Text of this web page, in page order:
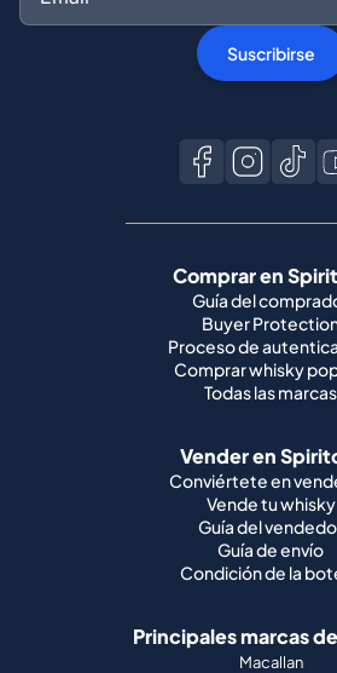
Suscribirse
Comprar en
Guía del
Buyer
Proceso de
Comprar whisky
Todas las marcas
Vender en
Conviértete en
Vende tu whisky
Guía del
Guía de envío
Condición de la
Principales marcas
Macallan